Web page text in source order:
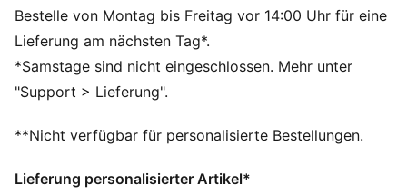
Klassiker zu einem Highlight, das Funktionalität, Sport
und Style vereint.
DETAILS
Hauptfach mit Reißverschluss
Kreditkarten-Einschubfach innen
Abnehmbarer Schulterriemen
Abmessungen: H 10 cm x B 17 cm x T 7 cm
Bestelle von Montag bis Freitag vor 14:00 Uhr für eine
Lieferung am nächsten Tag*.
*Samstage sind nicht eingeschlossen. Mehr unter
"Support > Lieferung".
**Nicht verfügbar für personalisierte Bestellungen.
Lieferung personalisierter Artikel*